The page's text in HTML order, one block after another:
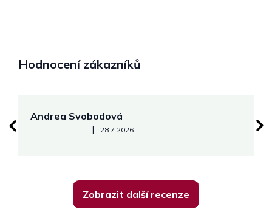
Hodnocení zákazníků
Andrea Svobodová
Hodnocení obchodu je 5 z 5 hvězdiček.
| 28.7.2026
Zobrazit další recenze